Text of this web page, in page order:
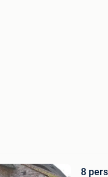
8